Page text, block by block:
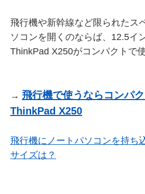
飛行機や新幹線など限られたス
ソコンを開くのならば、12.5イ
ThinkPad X250がコンパクトで
→ 飛行機で使うならコンパ
ThinkPad X250
飛行機にノートパソコンを持ち
サイズは？